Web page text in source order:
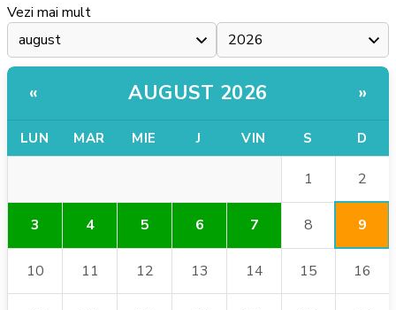
Vezi mai mult
« AUGUST 2026 »
LUN MAR MIE J VIN S D
1 2
3 4 5 6 7 8 9
10 11 12 13 14 15 16